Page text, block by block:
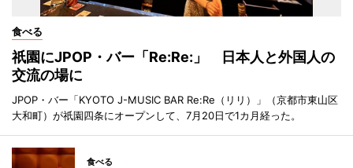
食べる
祇園にJPOP・バー「Re:Re:」 日本人と外国人の
交流の場に
JPOP・バー「KYOTO J-MUSIC BAR Re:Re（リリ）」（京都市東山区
大和町）が祇園四条にオープンして、7月20日で1カ月経った。
食べる